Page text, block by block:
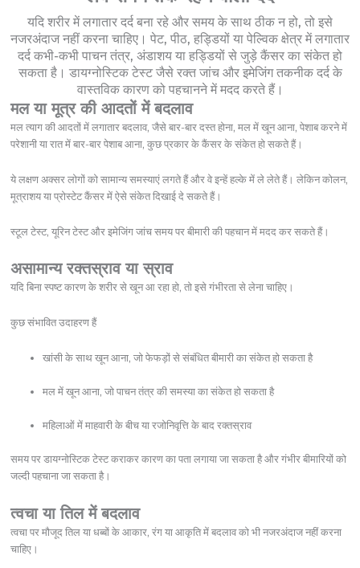
यदि शरीर में लगातार दर्द बना रहे और समय के साथ ठीक न हो, तो इसे
नजरअंदाज नहीं करना चाहिए। पेट, पीठ, हड्डियों या पेल्विक क्षेत्र में लगातार
दर्द कभी-कभी पाचन तंत्र, अंडाशय या हड्डियों से जुड़े कैंसर का संकेत हो
सकता है। डायग्नोस्टिक टेस्ट जैसे रक्त जांच और इमेजिंग तकनीक दर्द के
वास्तविक कारण को पहचानने में मदद करते हैं।
मल या मूत्र की आदतों में बदलाव
मल त्याग की आदतों में लगातार बदलाव, जैसे बार-बार दस्त होना, मल में खून आना, पेशाब करने में
परेशानी या रात में बार-बार पेशाब आना, कुछ प्रकार के कैंसर के संकेत हो सकते हैं।
ये लक्षण अक्सर लोगों को सामान्य समस्याएं लगते हैं और वे इन्हें हल्के में ले लेते हैं। लेकिन कोलन,
मूत्राशय या प्रोस्टेट कैंसर में ऐसे संकेत दिखाई दे सकते हैं।
स्टूल टेस्ट, यूरिन टेस्ट और इमेजिंग जांच समय पर बीमारी की पहचान में मदद कर सकते हैं।
असामान्य रक्तस्राव या स्राव
यदि बिना स्पष्ट कारण के शरीर से खून आ रहा हो, तो इसे गंभीरता से लेना चाहिए।
कुछ संभावित उदाहरण हैं
खांसी के साथ खून आना, जो फेफड़ों से संबंधित बीमारी का संकेत हो सकता है
मल में खून आना, जो पाचन तंत्र की समस्या का संकेत हो सकता है
महिलाओं में माहवारी के बीच या रजोनिवृत्ति के बाद रक्तस्राव
समय पर डायग्नोस्टिक टेस्ट कराकर कारण का पता लगाया जा सकता है और गंभीर बीमारियों को
जल्दी पहचाना जा सकता है।
त्वचा या तिल में बदलाव
त्वचा पर मौजूद तिल या धब्बों के आकार, रंग या आकृति में बदलाव को भी नजरअंदाज नहीं करना
चाहिए।